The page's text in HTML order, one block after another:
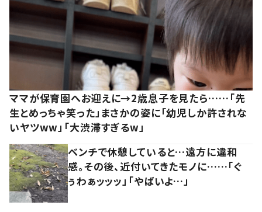
ママが保育園へお迎えに→2歳息子を見たら……「先
生とめっちゃ笑った」まさかの姿に「幼児しか許されな
いヤツww」「大渋滞すぎるw」
ベンチで休憩していると…遠方に違和
感。その後、近付いてきたモノに……「ぐ
ぅわぁッッッ」「やばいよ…」